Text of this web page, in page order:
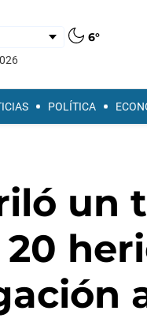
6°
POLÍTICA
un